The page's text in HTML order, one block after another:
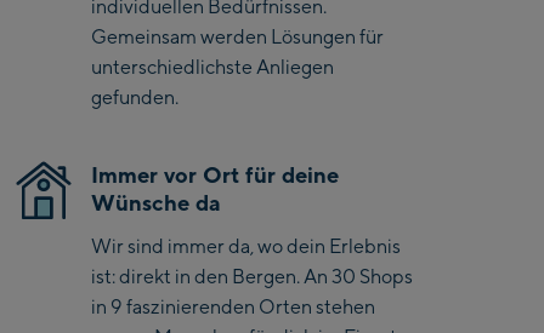
/Valley station
Salzburg:
McArthurGlen
Mayrhofen:
Mayrhofen Zentrum
Penkenbahn Talstation
/ Valley station
Passform und dem modernen Look ist dieser Schuh der
perfekte Partner für aktive Tage in der Natur.
individuellen Bedürfnissen.
Gemeinsam werden Lösungen für
unterschiedlichste Anliegen
gefunden.
Immer vor Ort für deine
Wünsche da
Wir sind immer da, wo dein Erlebnis
ist: direkt in den Bergen. An 30 Shops
in 9 faszinierenden Orten stehen